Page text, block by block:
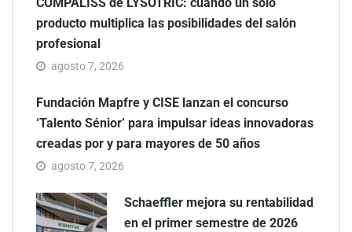
producto multiplica las posibilidades del salón
profesional
agosto 7, 2026
Fundación Mapfre y CISE lanzan el concurso
‘Talento Sénior’ para impulsar ideas innovadoras
creadas por y para mayores de 50 años
agosto 7, 2026
Schaeffler mejora su rentabilidad
en el primer semestre de 2026